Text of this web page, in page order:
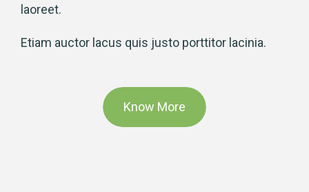
laoreet.
Etiam auctor lacus quis justo porttitor lacinia.
Know More